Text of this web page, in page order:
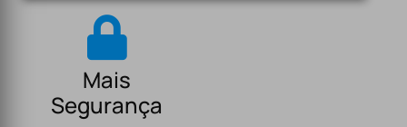
Mais
Segurança